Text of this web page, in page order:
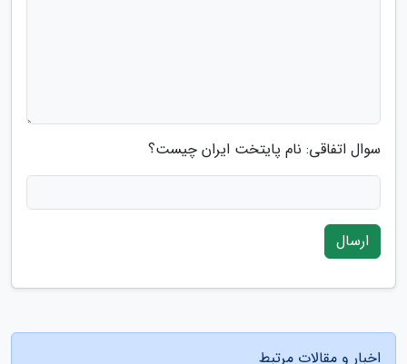
سوال اتفاقی: نام پایتخت ایران چیست؟
ارسال
اخبار و مقالات مرتبط